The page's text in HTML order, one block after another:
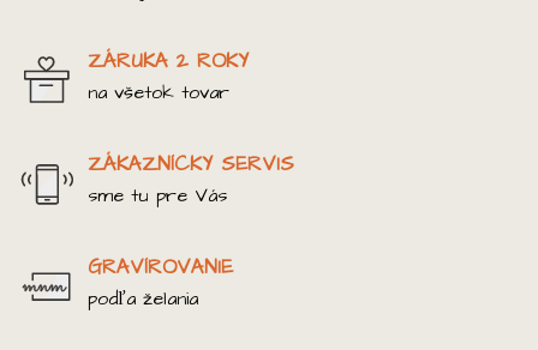
ZÁRUKA 2 ROKY
na všetok tovar
ZÁKAZNÍCKY SERVIS
sme tu pre Vás
GRAVÍROVANIE
podľa želania